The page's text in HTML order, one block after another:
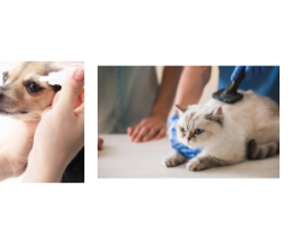
Cirurgia para Cachorros de
Cirurgia de Castração de Cachorro
Cirurgia de Catarata em Cachorro